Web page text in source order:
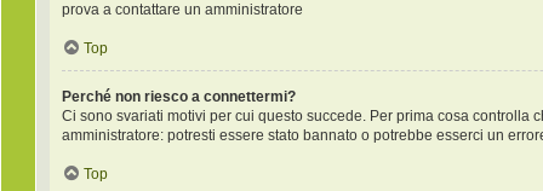
prova a contattare un amministratore
Top
Perché non riesco a connettermi?
Ci sono svariati motivi per cui questo succede. Per prima cosa
amministratore: potresti essere stato bannato o potrebbe esserci un
Top